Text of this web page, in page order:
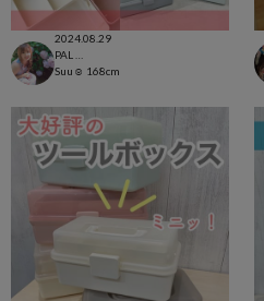
2024.08.29
Suu☺︎ 168cm